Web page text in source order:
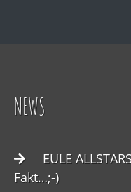
NEWS
EULE
Fakt…;-)